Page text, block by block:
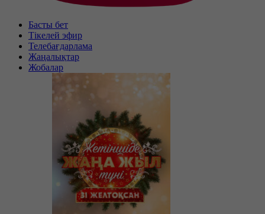
Басты бет
Тікелей эфир
Телебағдарлама
Жаңалықтар
Жобалар